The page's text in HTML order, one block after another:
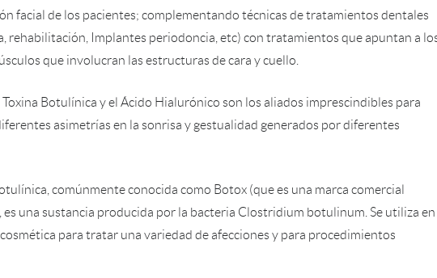
facial de los pacientes; complementando técnicas de tratamientos dentales
rehabilitación, Implantes periodoncia, etc) con tratamientos que apuntan a
que involucran las estructuras de cara y cuello.
Toxina Botulínica y el Ácido Hialurónico son los aliados imprescindibles para
asimetrías en la sonrisa y gestualidad generados por diferentes
comúnmente conocida como Botox (que es una marca comercial
es una sustancia producida por la bacteria Clostridium botulinum. Se utiliza en
para tratar una variedad de afecciones y para procedimientos